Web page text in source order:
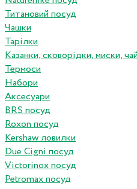
Титановий посуд
Чашки
Тарілки
Казанки, сковорідки, миски,
Термоси
Набори
Аксесуари
BRS посуд
Roxon посуд
Kershaw ловилки
Due Cigni посуд
Victorinox посуд
Petromax посуд